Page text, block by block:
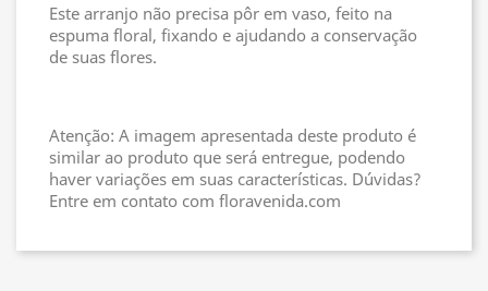
Este arranjo não precisa pôr em vaso, feito na
espuma floral, fixando e ajudando a conservação
de suas flores.
Atenção: A imagem apresentada deste produto é
similar ao produto que será entregue, podendo
haver variações em suas características. Dúvidas?
Entre em contato com floravenida.com